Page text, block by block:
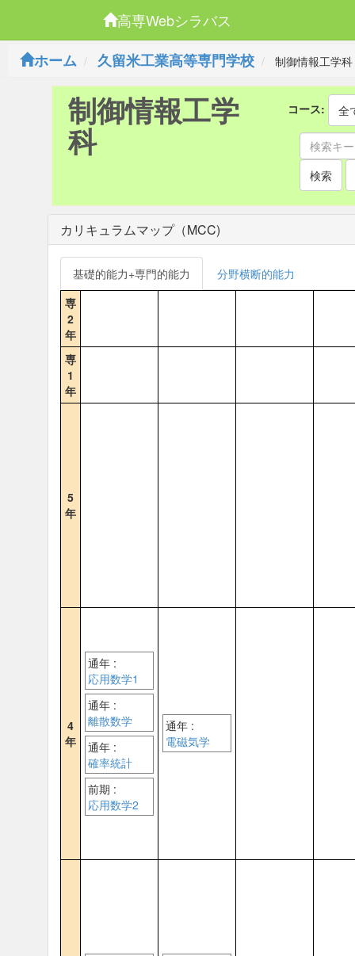
高専Webシラバス
ホーム
久留米工業高等専門学校 制御情報工学科
制御情報工学
科
コース: 全
検索
カリキュラムマップ（MCC)
基礎的能力+専門的能力
分野横断的能力
専
2
年
専
1
年
5
年
4
年
通年 :
応用数学1
通年 :
離散数学
通年 :
確率統計
前期 :
応用数学2
通年 :
電磁気学